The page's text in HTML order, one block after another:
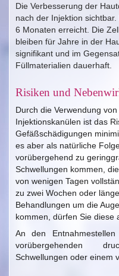
Die Verbesserung der
nach der Injektion
6 Monaten erreicht. Die
bleiben für Jahre in der
signifikant und im
Füllmaterialien dauerhaft.
Risiken und
Durch die Verwendung
Injektionskanülen ist das
Gefäßschädigungen
es aber als natürliche
vorübergehend zu
Schwellungen kommen,
von wenigen Tagen
zu zwei Wochen oder
Behandlungen um die
kommen, dürfen Sie diese
An den
vorübergehenden
Schwellungen oder einem